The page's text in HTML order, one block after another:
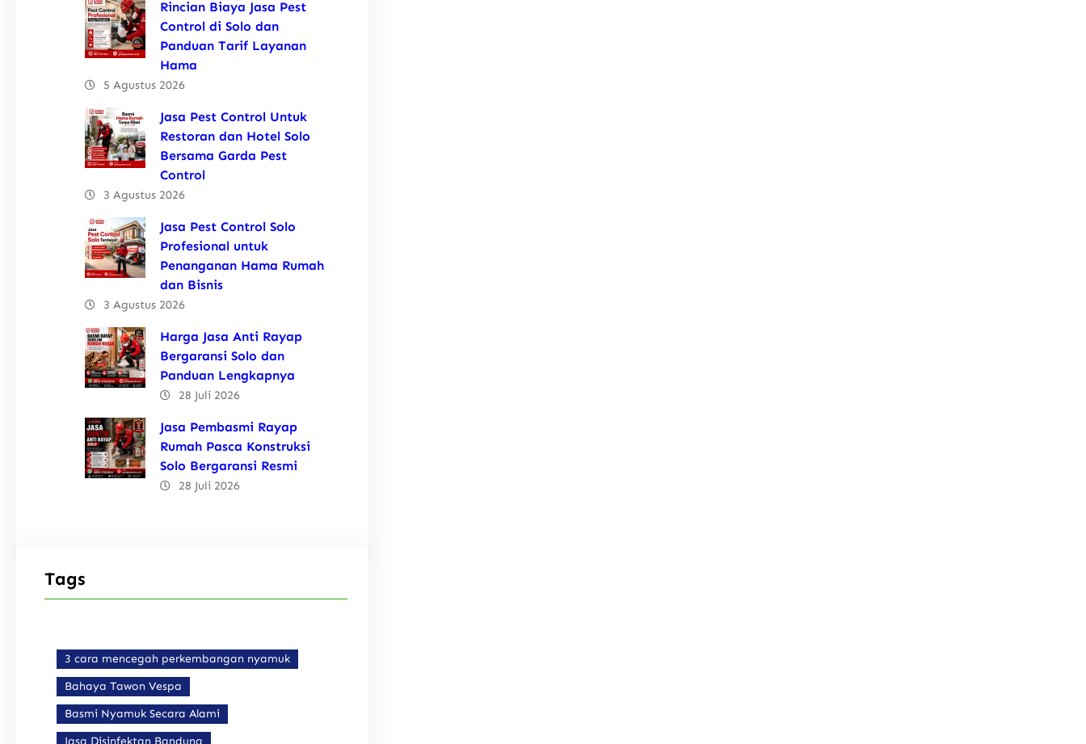
Rincian Biaya Jasa Pest
Control di Solo dan
Panduan Tarif Layanan
Hama
5 Agustus 2026
Jasa Pest Control Untuk
Restoran dan Hotel Solo
Bersama Garda Pest
Control
3 Agustus 2026
Jasa Pest Control Solo
Profesional untuk
Penanganan Hama Rumah
dan Bisnis
3 Agustus 2026
Harga Jasa Anti Rayap
Bergaransi Solo dan
Panduan Lengkapnya
28 Juli 2026
Jasa Pembasmi Rayap
Rumah Pasca Konstruksi
Solo Bergaransi Resmi
28 Juli 2026
Tags
3 cara mencegah perkembangan nyamuk
Bahaya Tawon Vespa
Basmi Nyamuk Secara Alami
Jasa Disinfektan Bandung